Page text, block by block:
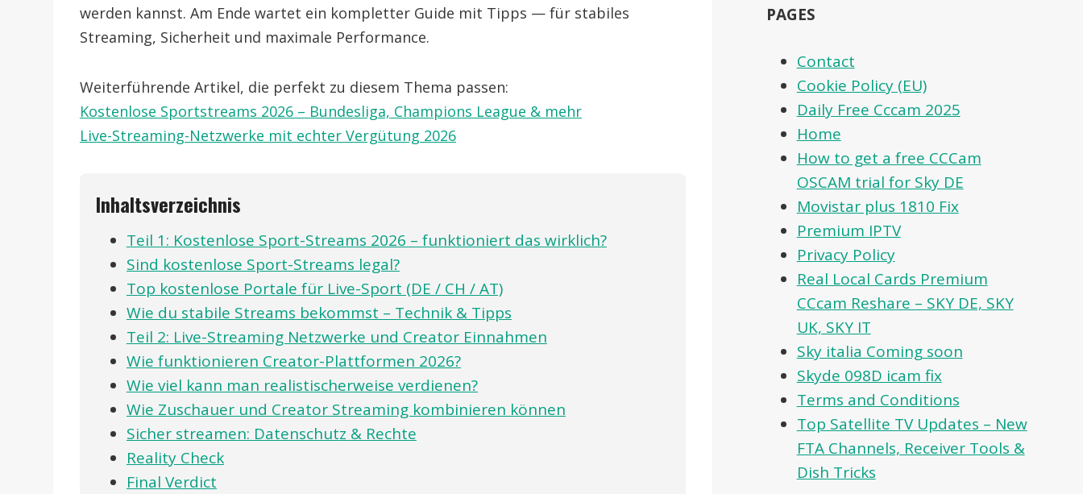
werden kannst. Am Ende wartet ein kompletter Guide mit Tipps — für stabiles
Streaming, Sicherheit und maximale Performance.
Weiterführende Artikel, die perfekt zu diesem Thema passen:
Kostenlose Sportstreams 2026 – Bundesliga, Champions League & mehr
Live-Streaming-Netzwerke mit echter Vergütung 2026
Inhaltsverzeichnis
Teil 1: Kostenlose Sport-Streams 2026 – funktioniert das wirklich?
Sind kostenlose Sport-Streams legal?
Top kostenlose Portale für Live-Sport (DE / CH / AT)
Wie du stabile Streams bekommst – Technik & Tipps
Teil 2: Live-Streaming Netzwerke und Creator Einnahmen
Wie funktionieren Creator-Plattformen 2026?
Wie viel kann man realistischerweise verdienen?
Wie Zuschauer und Creator Streaming kombinieren können
Sicher streamen: Datenschutz & Rechte
Reality Check
Final Verdict
PAGES
Contact
Cookie Policy (EU)
Daily Free Cccam 2025
Home
How to get a free CCCam
OSCAM trial for Sky DE
Movistar plus 1810 Fix
Premium IPTV
Privacy Policy
Real Local Cards Premium
CCcam Reshare – SKY DE, SKY
UK, SKY IT
Sky italia Coming soon
Skyde 098D icam fix
Terms and Conditions
Top Satellite TV Updates – New
FTA Channels, Receiver Tools &
Dish Tricks